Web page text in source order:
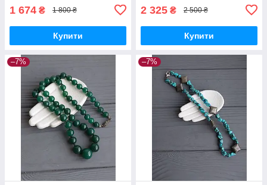
1 674 ₴ 1 800 ₴
Купити
2 325 ₴ 2 500 ₴
Купити
–7% –7%